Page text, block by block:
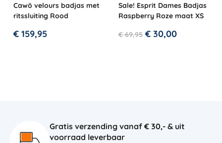
Cawö velours badjas met
ritssluiting Rood
€ 159,95
Sale! Esprit Dames Badjas
Raspberry Roze maat XS
€69,95 € 30,00
Gratis verzending vanaf € 30,- & uit
voorraad leverbaar